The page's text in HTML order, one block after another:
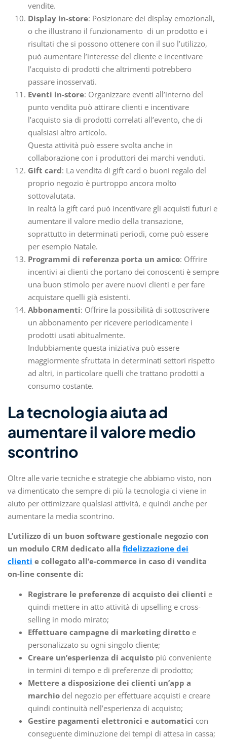
vendite.
Display in-store: Posizionare dei display emozionali,
o che illustrano il funzionamento di un prodotto e i
risultati che si possono ottenere con il suo l’utilizzo,
può aumentare l’interesse del cliente e incentivare
l’acquisto di prodotti che altrimenti potrebbero
passare inosservati.
Eventi in-store: Organizzare eventi all’interno del
punto vendita può attirare clienti e incentivare
l’acquisto sia di prodotti correlati all’evento, che di
qualsiasi altro articolo.
Questa attività può essere svolta anche in
collaborazione con i produttori dei marchi venduti.
Gift card: La vendita di gift card o buoni regalo del
proprio negozio è purtroppo ancora molto
sottovalutata.
In realtà la gift card può incentivare gli acquisti futuri e
aumentare il valore medio della transazione,
soprattutto in determinati periodi, come può essere
per esempio Natale.
Programmi di referenza porta un amico: Offrire
incentivi ai clienti che portano dei conoscenti è sempre
una buon stimolo per avere nuovi clienti e per fare
acquistare quelli già esistenti.
Abbonamenti: Offrire la possibilità di sottoscrivere
un abbonamento per ricevere periodicamente i
prodotti usati abitualmente.
Indubbiamente questa iniziativa può essere
maggiormente sfruttata in determinati settori rispetto
ad altri, in particolare quelli che trattano prodotti a
consumo costante.
La tecnologia aiuta ad
aumentare il valore medio
scontrino
Oltre alle varie tecniche e strategie che abbiamo visto, non
va dimenticato che sempre di più la tecnologia ci viene in
aiuto per ottimizzare qualsiasi attività, e quindi anche per
aumentare la media scontrino.
L’utilizzo di un buon software gestionale negozio con
un modulo CRM dedicato alla fidelizzazione dei
clienti e collegato all’e-commerce in caso di vendita
on-line consente di:
Registrare le preferenze di acquisto dei clienti e
quindi mettere in atto attività di upselling e cross-
selling in modo mirato;
Effettuare campagne di marketing diretto e
personalizzato su ogni singolo cliente;
Creare un’esperienza di acquisto più conveniente
in termini di tempo e di preferenze di prodotto;
Mettere a disposizione dei clienti un’app a
marchio del negozio per effettuare acquisti e creare
quindi continuità nell’esperienza di acquisto;
Gestire pagamenti elettronici e automatici con
conseguente diminuzione dei tempi di attesa in cassa;